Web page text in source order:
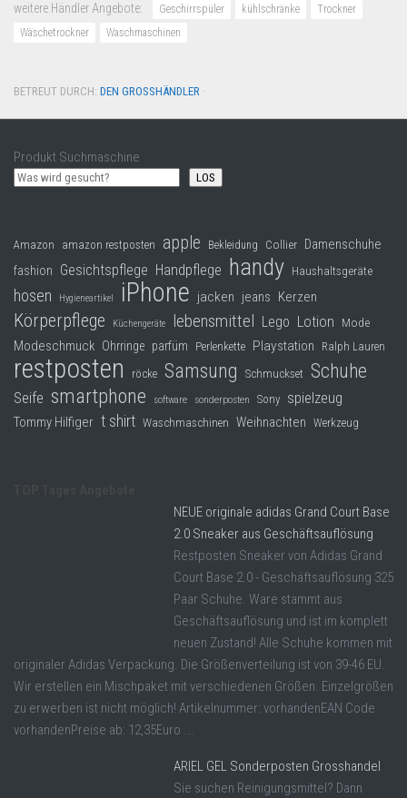
weitere Händler Angebote: Geschirrspüler kühlschränke
Trockner
Wäschetrockner
Waschmaschinen
BETREUT DURCH: DEN GROSSHÄNDLER ·
Produkt Suchmaschine
LOS
Amazon amazon restposten apple Bekleidung Collier Damenschuhe
fashion Gesichtspflege Handpflege handy Haushaltsgeräte
hosen Hygieneartikel iPhone jacken jeans Kerzen
Körperpflege Küchengeräte lebensmittel Lego Lotion Mode
Modeschmuck Ohrringe parfüm Perlenkette Playstation Ralph Lauren
restposten röcke Samsung Schmuckset Schuhe
Seife smartphone software sonderposten Sony spielzeug
Tommy Hilfiger t shirt Waschmaschinen Weihnachten Werkzeug
NEUE originale adidas Grand Court Base
2.0 Sneaker aus Geschäftsauflösung
Restposten Sneaker von Adidas Grand
Court Base 2.0 - Geschäftsauflösung 325
Paar Schuhe. Ware stammt aus
Geschäftsauflösung und ist im komplett
neuen Zustand! Alle Schuhe kommen mit
originaler Adidas Verpackung. Die Größenverteilung ist von 39-46 EU.
Wir erstellen ein Mischpaket mit verschiedenen Größen. Einzelgrößen
zu erwerben ist nicht möglich! Artikelnummer: vorhandenEAN Code
vorhandenPreise ab: 12,35Euro ...
ARIEL GEL Sonderposten Grosshandel
Sie suchen Reinigungsmittel? Dann